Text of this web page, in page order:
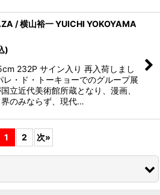
/ 横山裕一 YUICHI YOKOYAMA
)
232P サイン入り 再入荷しまし
レ・ド・トーキョーでのグループ展
立近代美術館所蔵となり、漫画、
のみならず、現代…
1 2 次»